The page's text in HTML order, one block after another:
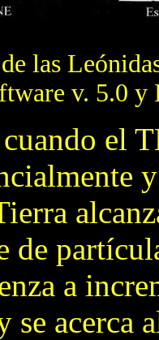
las
v. 5.0 y
cuando el
de
a
se acerca